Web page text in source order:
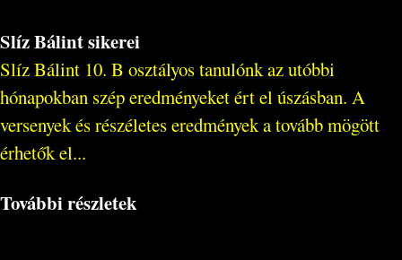
Slíz Bálint sikerei
Slíz Bálint 10. B osztályos tanulónk az utóbbi
hónapokban szép eredményeket ért el úszásban. A
versenyek és részéletes eredmények a tovább mögött
érhetők el...
További részletek